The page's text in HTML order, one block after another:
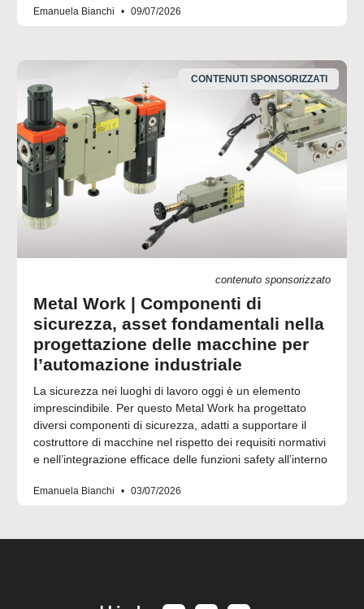
Emanuela Bianchi 09/07/2026
CONTENUTI SPONSORIZZATI
contenuto sponsorizzato
Metal Work | Componenti di
sicurezza, asset fondamentali nella
progettazione delle macchine per
l’automazione industriale
La sicurezza nei luoghi di lavoro oggi è un elemento
imprescindibile. Per questo Metal Work ha progettato
diversi componenti di sicurezza, adatti a supportare il
costruttore di macchine nel rispetto dei requisiti normativi
e nell’integrazione efficace delle funzioni safety all’interno
Emanuela Bianchi 03/07/2026